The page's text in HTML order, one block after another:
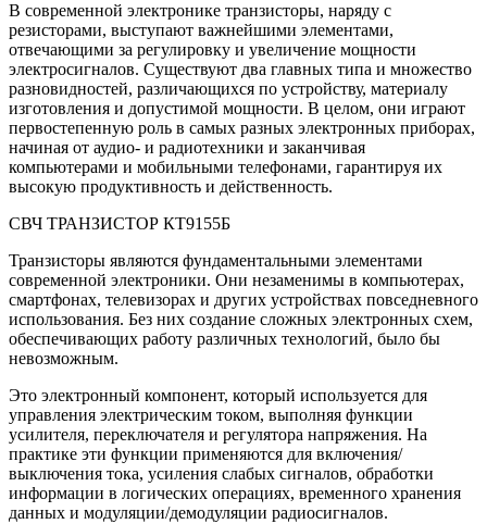
В современной электронике транзисторы, наряду с
резисторами, выступают важнейшими элементами,
отвечающими за регулировку и увеличение мощности
электросигналов. Существуют два главных типа и множество
разновидностей, различающихся по устройству, материалу
изготовления и допустимой мощности. В целом, они играют
первостепенную роль в самых разных электронных приборах,
начиная от аудио- и радиотехники и заканчивая
компьютерами и мобильными телефонами, гарантируя их
высокую продуктивность и действенность.
СВЧ ТРАНЗИСТОР КТ9155Б
Транзисторы являются фундаментальными элементами
современной электроники. Они незаменимы в компьютерах,
смартфонах, телевизорах и других устройствах повседневного
использования. Без них создание сложных электронных схем,
обеспечивающих работу различных технологий, было бы
невозможным.
Это электронный компонент, который используется для
управления электрическим током, выполняя функции
усилителя, переключателя и регулятора напряжения. На
практике эти функции применяются для включения/
выключения тока, усиления слабых сигналов, обработки
информации в логических операциях, временного хранения
данных и модуляции/демодуляции радиосигналов.